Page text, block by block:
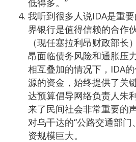
我听到很多人说IDA是重
界银行是值得信赖的合作
（现任塞拉利昂财政部长
昂面临债务风险和通胀压
相互叠加的情况下，IDA
源的资金，始终提供了关
达预算倡导网络负责人朱
来了民间社会非常重要的
对乌干达的“公路交通部
资规模巨大。